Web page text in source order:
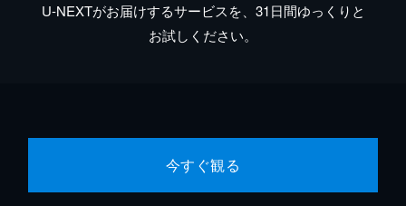
U-NEXTがお届けするサービスを、31日間ゆっくりと
お試しください。
今すぐ観る